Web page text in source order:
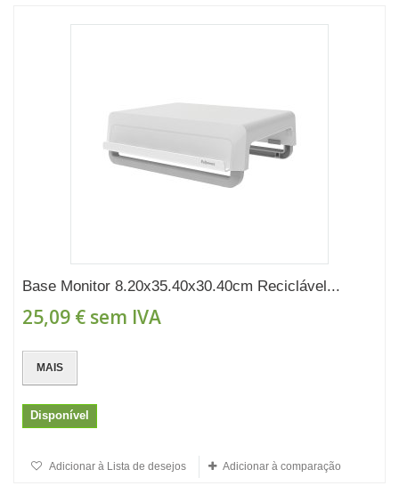
Base Monitor 8.20x35.40x30.40cm Reciclável...
25,09 € sem IVA
MAIS
Disponível
Adicionar à Lista de desejos Adicionar à comparação